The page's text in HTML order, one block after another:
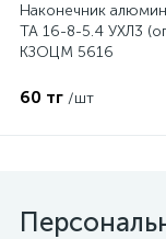
Наконечник
ТА 16-8-5.4 УХЛ3
КЗОЦМ 5616
60 тг /шт